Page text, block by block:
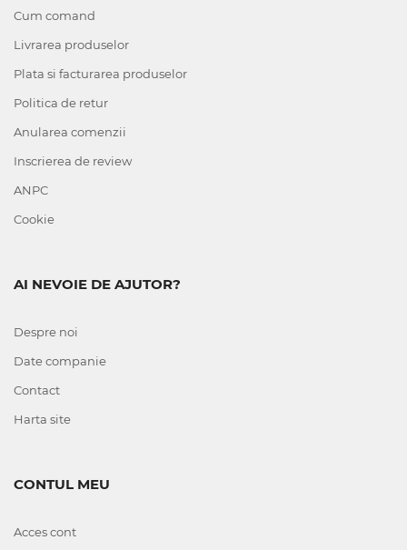
Cum comand
Livrarea produselor
Plata si facturarea produselor
Politica de retur
Anularea comenzii
Inscrierea de review
ANPC
Cookie
AI NEVOIE DE AJUTOR?
Despre noi
Date companie
Contact
Harta site
CONTUL MEU
Acces cont